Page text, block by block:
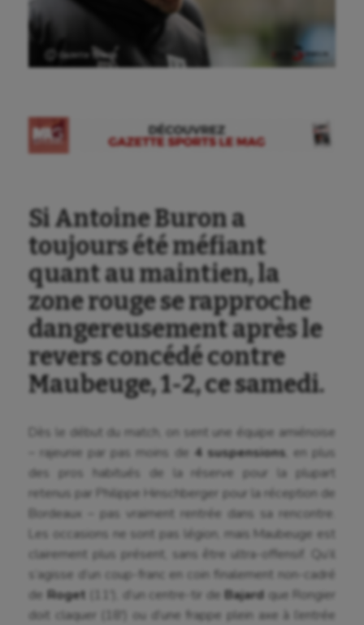
Ⓒ Gazette Sports
Si Antoine Buron a
toujours été méfiant
quant au maintien, la
zone rouge se rapproche
dangereusement après le
revers concédé contre
Maubeuge, 1-2, ce samedi.
Dès le début du match, on sent une équipe amiénoise
– rajeunie par pas moins de 4 suspensions , en plus
des pros habitués de la réserve pour la plupart
retenus par Philippe Hinschberger pour la réception de
Bordeaux – pas vraiment rentrée dans sa rencontre.
Les occasions ne sont pas légion, mais Maubeuge est
clairement plus présent, sans être ultra-offensif. Qu’il
s’agisse d’un coup-franc en coin finalement non-cadré
de Roget (11′), d’un centre-tir de Bajard que Rongier
doit claquer (18′) ou d’une frappe plein axe à l’entrée